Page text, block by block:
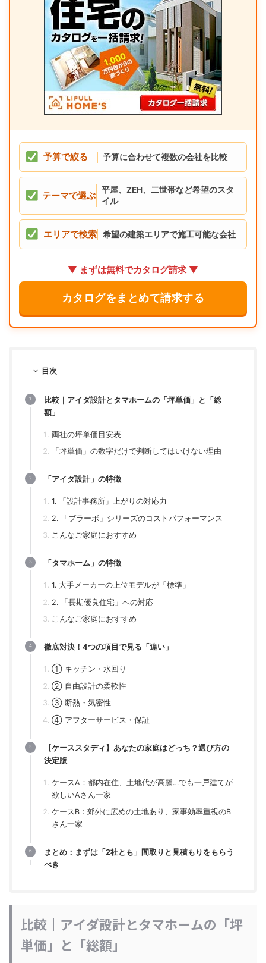
予算で絞る 予算に合わせて複数の会社を比較
テーマで選ぶ
平屋、ZEH、二世帯など希望のスタ
イル
エリアで検索 希望の建築エリアで施工可能な会社
▼ まずは無料でカタログ請求 ▼
カタログをまとめて請求する
目次
比較｜アイダ設計とタマホームの「坪単価」と「総
額」
両社の坪単価目安表
「坪単価」の数字だけで判断してはいけない理由
「アイダ設計」の特徴
1. 「設計事務所」上がりの対応力
2. 「ブラーボ」シリーズのコストパフォーマンス
こんなご家庭におすすめ
「タマホーム」の特徴
1. 大手メーカーの上位モデルが「標準」
2. 「長期優良住宅」への対応
こんなご家庭におすすめ
徹底対決！4つの項目で見る「違い」
① キッチン・水回り
② 自由設計の柔軟性
③ 断熱・気密性
④ アフターサービス・保証
【ケーススタディ】あなたの家庭はどっち？選び方の
決定版
ケースA：都内在住、土地代が高騰…でも一戸建てが
欲しいAさん一家
ケースB：郊外に広めの土地あり、家事効率重視のB
さん一家
まとめ：まずは「2社とも」間取りと見積もりをもらう
べき
比較｜アイダ設計とタマホームの「坪
単価」と「総額」